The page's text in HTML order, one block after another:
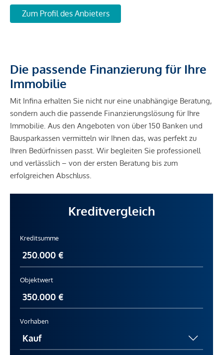
Zum Profil des Anbieters
Die passende Finanzierung für Ihre
Immobilie
Mit Infina erhalten Sie nicht nur eine unabhängige Beratung,
sondern auch die passende Finanzierungslösung für Ihre
Immobilie. Aus den Angeboten von über 150 Banken und
Bausparkassen vermitteln wir Ihnen das, was perfekt zu
Ihren Bedürfnissen passt. Wir begleiten Sie professionell
und verlässlich – von der ersten Beratung bis zum
erfolgreichen Abschluss.
Kreditvergleich
Kreditsumme
Objektwert
Vorhaben